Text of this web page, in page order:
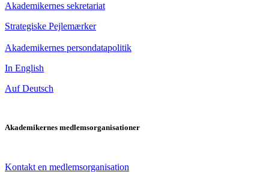
Akademikernes sekretariat
Strategiske Pejlemærker
Akademikernes persondatapolitik
In English
Auf Deutsch
Akademikernes medlemsorganisationer
Kontakt en medlemsorganisation